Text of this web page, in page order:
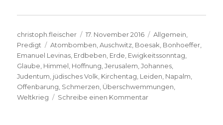
Autor
christoph.fleischer
Veröffentlicht
am
17. November 2016 Kategorien
Allgemein,
Predigt
Schlagwörter
Atombomben,Auschwitz, Boesak, Bonhoeffer,
Emanuel Levinas, Erdbeben, Erde, Ewigkeitssonntag,
Glaube, Himmel, Hoffnung,Jerusalem,Johannes,
Judentum, jüdisches Volk, Kirchentag, Leiden, Napalm,
Offenbarung, Schmerzen, Überschwemmungen,
Weltkrieg
Schreibe einen Kommentarzu